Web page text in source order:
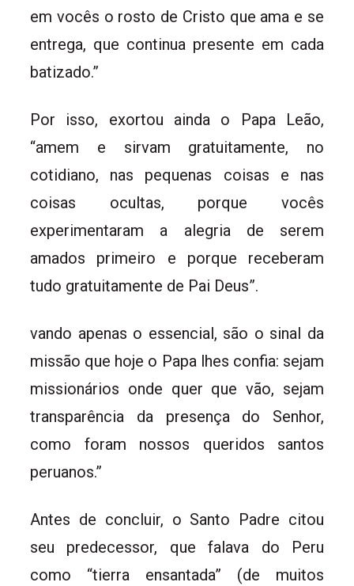
em vocês o rosto de Cristo que ama e se
entrega, que continua presente em cada
batizado.”
Por isso, exortou ainda o Papa Leão,
“amem e sirvam gratuitamente, no
cotidiano, nas pequenas coisas e nas
coisas ocultas, porque vocês
experimentaram a alegria de serem
amados primeiro e porque receberam
tudo gratuitamente de Pai Deus”.
vando apenas o essencial, são o sinal da
missão que hoje o Papa lhes confia: sejam
missionários onde quer que vão, sejam
transparência da presença do Senhor,
como foram nossos queridos santos
peruanos.”
Antes de concluir, o Santo Padre citou
seu predecessor, que falava do Peru
como “tierra ensantada” (de muitos